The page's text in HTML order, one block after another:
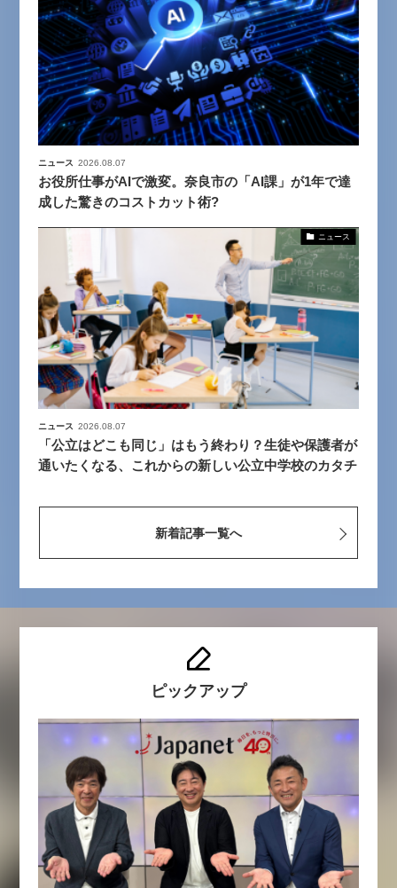
ニュース 2026.08.07
お役所仕事がAIで激変。奈良市の「AI課」が1年で達
成した驚きのコストカット術?
ニュース
ニュース 2026.08.07
「公立はどこも同じ」はもう終わり？生徒や保護者が
通いたくなる、これからの新しい公立中学校のカタチ
新着記事一覧へ
ピックアップ